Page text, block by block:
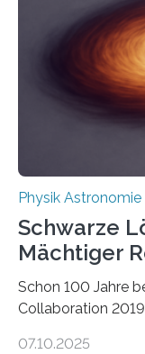
die Herleitung.
Energie in
ausgedrückt,
Physik Astronomie
Schwarze
Mächtiger
Schon 100 Jahre
Collaboration
07.10.2025